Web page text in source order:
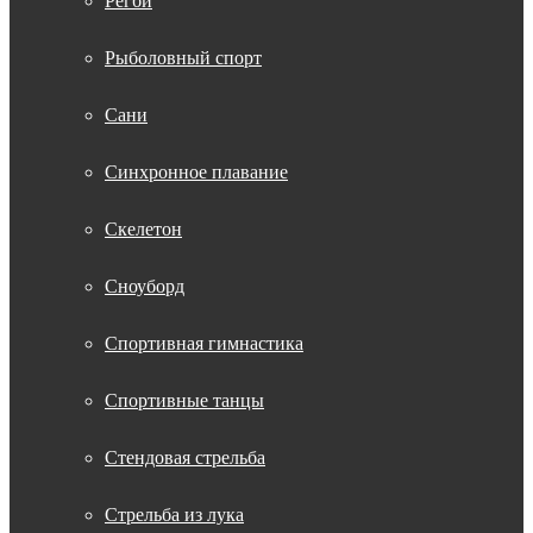
Рыболовный спорт
Сани
Синхронное плавание
Скелетон
Сноуборд
Спортивная гимнастика
Спортивные танцы
Стендовая стрельба
Стрельба из лука